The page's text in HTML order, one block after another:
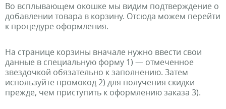
Во всплывающем окошке мы видим подтверждение о
добавлении товара в корзину. Отсюда можем перейти
к процедуре оформления.
На странице корзины вначале нужно ввести свои
данные в специальную форму 1) — отмеченное
звездочкой обязательно к заполнению. Затем
используйте промокод 2) для получения скидки
прежде, чем приступить к оформлению заказа 3).